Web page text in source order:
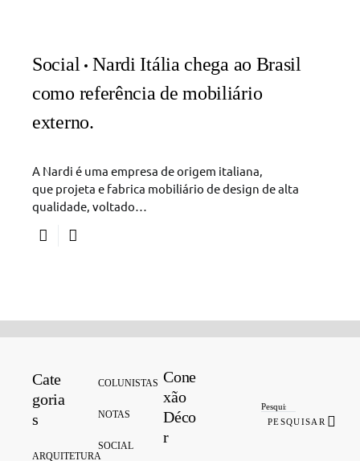
Social
Nardi Itália chega ao Brasil
como referência de mobiliário
externo.
A Nardi é uma empresa de origem italiana,
que projeta e fabrica mobiliário de design de alta
qualidade, voltado…
Cate
goria
s
ARQUITETURA
COLUNISTAS
NOTAS
SOCIAL
Cone
xão
Déco
r
PESQUISAR